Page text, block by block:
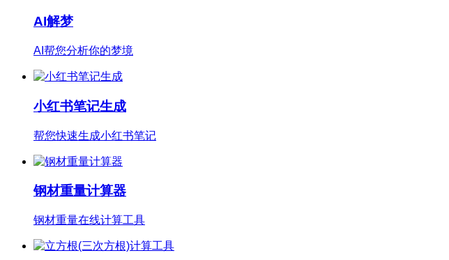
AI解梦
AI帮您分析你的梦境
小红书笔记生成
帮您快速生成小红书笔记
钢材重量计算器
钢材重量在线计算工具